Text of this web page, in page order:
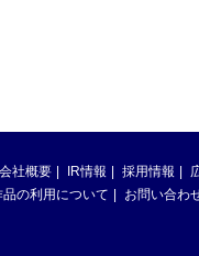
会社概要 IR情報 採用情報
品の利用について
お問い合わ